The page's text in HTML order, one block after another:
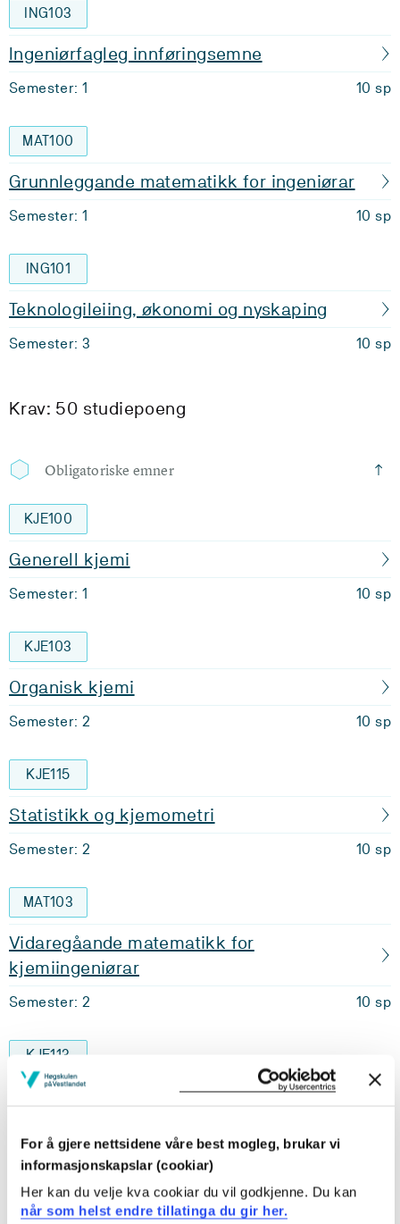
For å gjere nettsidene våre best mogleg, brukar vi
informasjonskapslar (cookiar)
Her kan du velje kva cookiar du vil godkjenne. Du kan
når som helst endre tillatinga du gir her.
ING103
Ingeniørfagleg innføringsemne
Semester: 1 10 sp
MAT100
Grunnleggande matematikk for ingeniørar
Semester: 1 10 sp
ING101
Teknologileiing, økonomi og nyskaping
Semester: 3 10 sp
Krav: 50 studiepoeng
Obligatoriske emner
KJE100
Generell kjemi
Semester: 1 10 sp
KJE103
Organisk kjemi
Semester: 2 10 sp
KJE115
Statistikk og kjemometri
Semester: 2 10 sp
MAT103
Vidaregåande matematikk for
kjemiingeniørar
Semester: 2 10 sp
KJE113
Fysikk for kjemi
Krav: 60 studiepoeng